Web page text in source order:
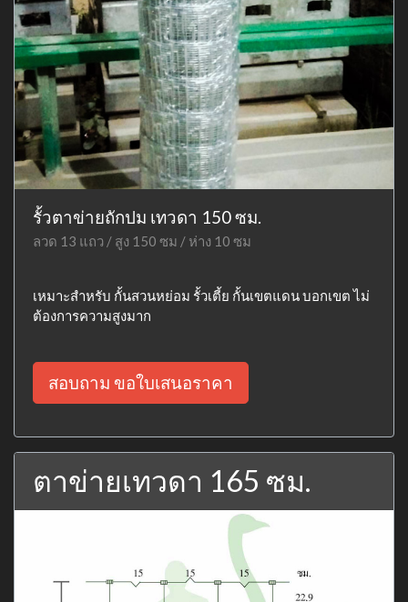
รั้วตาข่ายถักปม เทวดา 150 ซม.
ลวด 13 แถว / สูง 150 ซม / ห่าง 10 ซม
เหมาะสำหรับ กั้นสวนหย่อม รั้วเตี้ย กั้นเขตแดน บอกเขต ไม่
ต้องการความสูงมาก
สอบถาม ขอใบเสนอราคา
ตาข่ายเทวดา 165 ซม.